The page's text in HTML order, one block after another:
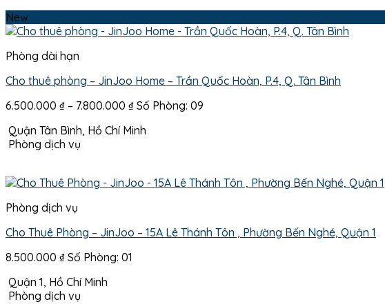
6.100.000 ₫
New
Phòng dài hạn
Cho thuê phòng – JinJoo Home – Trần Quốc Hoàn, P.4, Q. Tân Bình
6.500.000 ₫ – 7.800.000 ₫Khoảng
từ
Số Phòng: 09
Quận Tân Bình, Hồ Chí Minh
Phòng dịch vụ
Phòng dịch vụ
Cho Thuê Phòng – JinJoo – 15A Lê Thánh Tôn , Phường Bến Nghé, Quận 1
8.500.000 ₫ Số Phòng: 01
Quận 1, Hồ Chí Minh
Phòng dịch vụ